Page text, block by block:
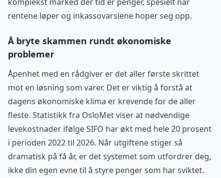
rentene løper og inkassovarslene hoper seg opp.
Å bryte skammen rundt økonomiske
problemer
Åpenhet med en rådgiver er det aller første skrittet
mot en løsning som varer. Det er viktig å forstå at
dagens økonomiske klima er krevende for de aller
fleste. Statistikk fra OsloMet viser at nødvendige
levekostnader ifølge SIFO har økt med hele 20 prosent
i perioden 2022 til 2026. Når utgiftene stiger så
dramatisk på få år, er det systemet som utfordrer deg,
ikke din egen evne til å styre penger som har sviktet.